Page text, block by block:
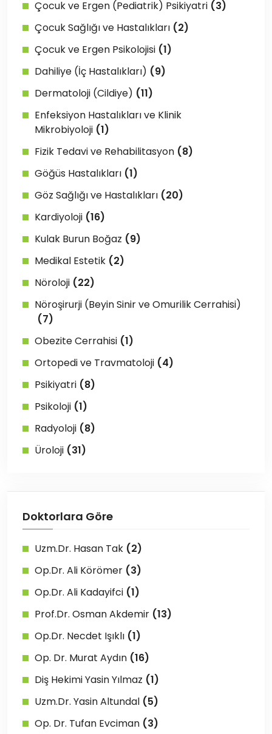
Çocuk ve Ergen (Pediatrik) Psikiyatri (3)
Çocuk Sağlığı ve Hastalıkları (2)
Çocuk ve Ergen Psikolojisi (1)
Dahiliye (İç Hastalıkları) (9)
Dermatoloji (Cildiye) (11)
Enfeksiyon Hastalıkları ve Klinik
Mikrobiyoloji (1)
Fizik Tedavi ve Rehabilitasyon (8)
Göğüs Hastalıkları (1)
Göz Sağlığı ve Hastalıkları (20)
Kardiyoloji (16)
Kulak Burun Boğaz (9)
Medikal Estetik (2)
Nöroloji (22)
Nöroşirurji (Beyin Sinir ve Omurilik Cerrahisi)
(7)
Obezite Cerrahisi (1)
Ortopedi ve Travmatoloji (4)
Psikiyatri (8)
Psikoloji (1)
Radyoloji (8)
Üroloji (31)
Doktorlara Göre
Uzm.Dr. Hasan Tak (2)
Op.Dr. Ali Körömer (3)
Op.Dr. Ali Kadayifci (1)
Prof.Dr. Osman Akdemir (13)
Op.Dr. Necdet Işıklı (1)
Op. Dr. Murat Aydın (16)
Diş Hekimi Yasin Yılmaz (1)
Uzm.Dr. Yasin Altundal (5)
Op. Dr. Tufan Evciman (3)